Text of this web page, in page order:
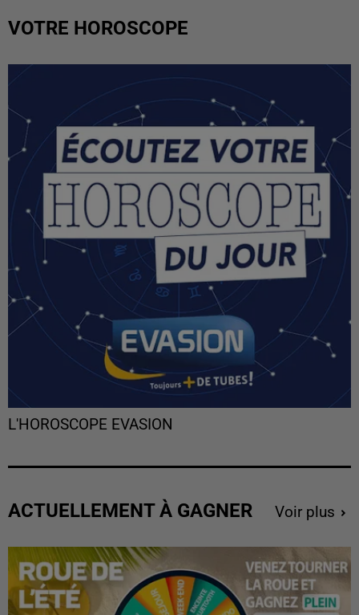
VOTRE HOROSCOPE
L'HOROSCOPE EVASION
ACTUELLEMENT À GAGNER Voir plus